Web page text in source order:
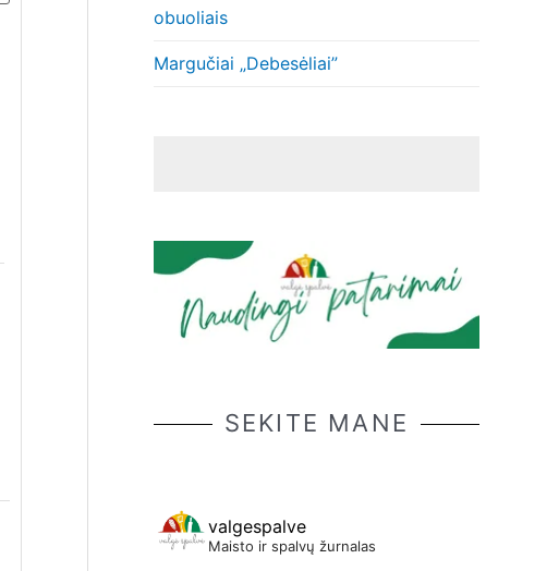
obuoliais
Margučiai „Debesėliai”
SEKITE MANE
valgespalve
Maisto ir spalvų žurnalas